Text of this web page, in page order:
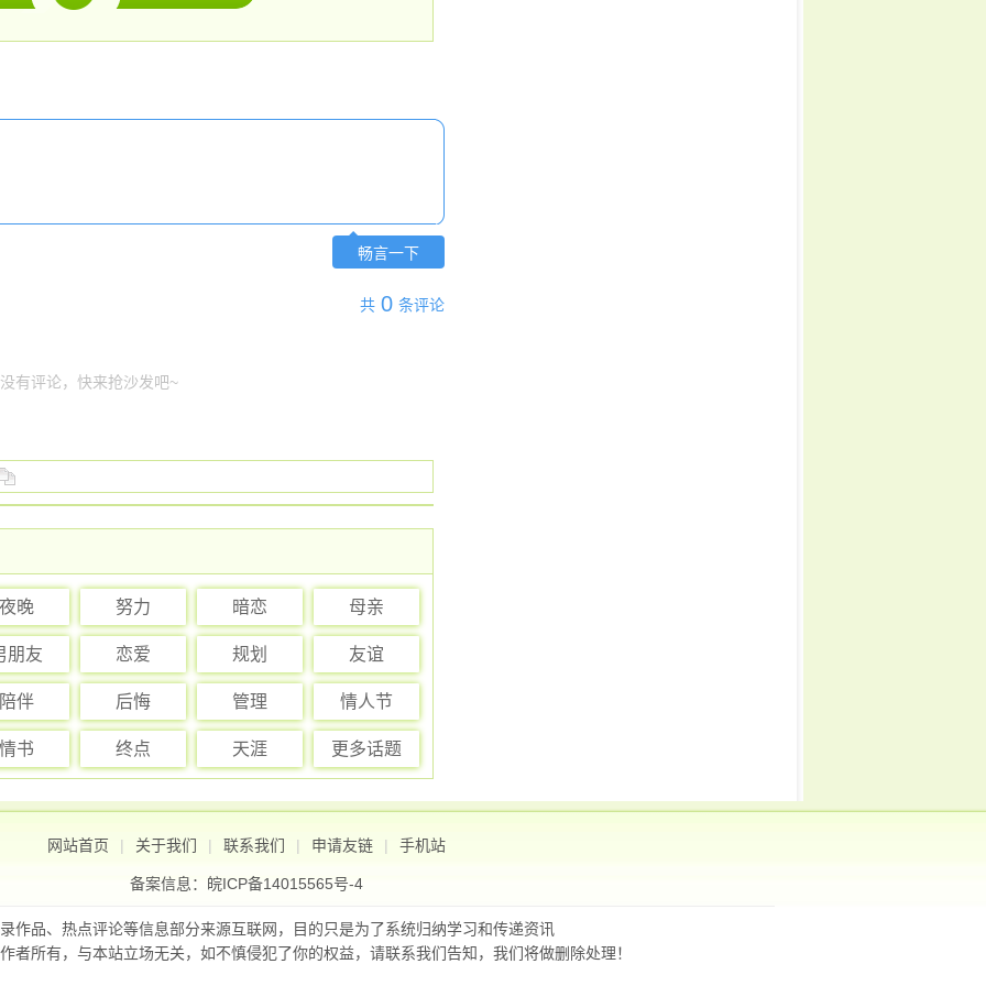
畅言一下
共 0 条评论
有评论，快来抢沙发吧~
夜晚 努力 暗恋 母亲
朋友 恋爱 规划 友谊
陪伴 后悔 管理 情人节
情书 终点 天涯 更多话题
网站首页 | 关于我们 | 联系我们 | 申请友链 | 手机站
备案信息： 皖ICP备14015565号-4
作品、热点评论等信息部分来源互联网，目的只是为了系统归纳学习和传递资讯
者所有，与本站立场无关，如不慎侵犯了你的权益，请联系我们告知，我们将做删除处理！